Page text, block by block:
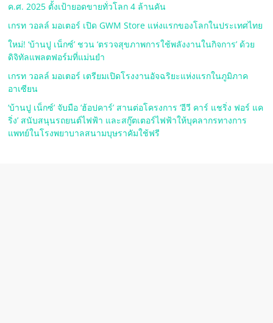
ค.ศ. 2025 ตั้งเป้ายอดขายทั่วโลก 4 ล้านคัน
เกรท วอลล์ มอเตอร์ เปิด GWM Store แห่งแรกของโลกในประเทศไทย
ใหม่! ‘บ้านปู เน็กซ์’ ชวน ‘ตรวจสุขภาพการใช้พลังงานในกิจการ’ ด้วย
ดิจิทัลแพลตฟอร์มที่แม่นยำ
เกรท วอลล์ มอเตอร์ เตรียมเปิดโรงงานอัจฉริยะแห่งแรกในภูมิภาค
อาเซียน
‘บ้านปู เน็กซ์’ จับมือ ‘ฮ้อปคาร์’ สานต่อโครงการ ‘อีวี คาร์ แชริ่ง ฟอร์ แค
ริ่ง’ สนับสนุนรถยนต์ไฟฟ้า และสกู๊ตเตอร์ไฟฟ้าให้บุคลากรทางการ
แพทย์ในโรงพยาบาลสนามบุษราคัมใช้ฟรี